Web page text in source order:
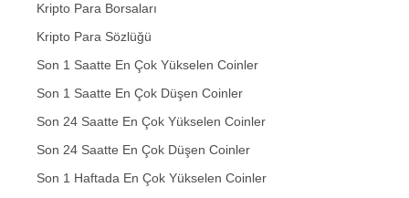
Kripto Para Borsaları
Kripto Para Sözlüğü
Son 1 Saatte En Çok Yükselen Coinler
Son 1 Saatte En Çok Düşen Coinler
Son 24 Saatte En Çok Yükselen Coinler
Son 24 Saatte En Çok Düşen Coinler
Son 1 Haftada En Çok Yükselen Coinler